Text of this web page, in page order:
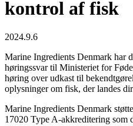
kontrol af fisk
2024.9.6
Marine Ingredients Denmark har
høringssvar til Ministeriet for
høring over udkast til
oplysninger om fisk, der landes
Marine Ingredients Denmark
17020 Type A-akkreditering som